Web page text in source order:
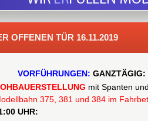
OFFENEN TÜR 16.11.2019
VORFÜHRUNGEN: GANZTÄGIG:
mit Spanten
375, 381 und 384 im
UHR: